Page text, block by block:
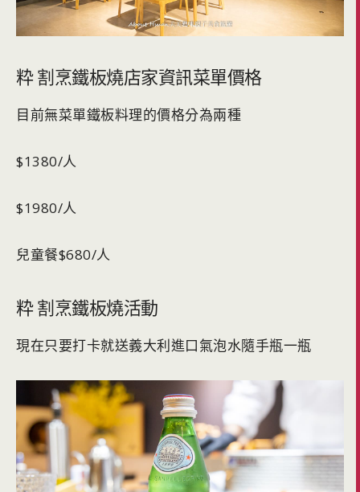
粋 割烹鐵板燒店家資訊菜單價格
目前無菜單鐵板料理的價格分為兩種
$1380/人
$1980/人
兒童餐$680/人
粋 割烹鐵板燒活動
現在只要打卡就送義大利進口氣泡水隨手瓶一瓶